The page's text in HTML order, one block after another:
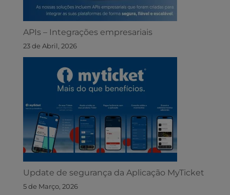
APIs – Integrações empresariais
23 de Abril, 2026
Update de segurança da Aplicação MyTicket
5 de Março, 2026